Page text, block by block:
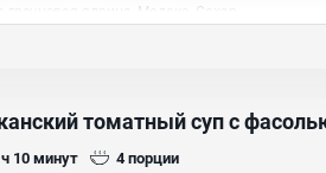
гречневая ядрица, Молоко, Сахар
томатный суп с
10минут 4порции